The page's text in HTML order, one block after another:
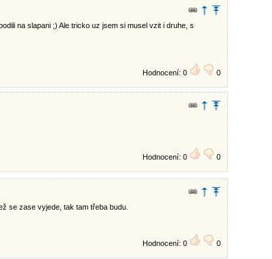
na slapani ;) Ale tricko uz jsem si musel vzit i druhe, s
Hodnocení: 0 0
Hodnocení: 0 0
se zase vyjede, tak tam třeba budu.
Hodnocení: 0 0